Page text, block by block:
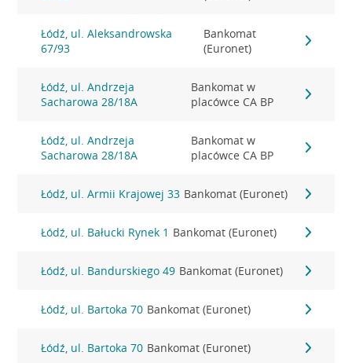
Łódź, ul. Aleksandrowska
67/93
Bankomat
(Euronet)
Łódź, ul. Andrzeja
Sacharowa 28/18A
Bankomat w
placówce CA BP
Łódź, ul. Andrzeja
Sacharowa 28/18A
Bankomat w
placówce CA BP
Łódź, ul. Armii Krajowej 33 Bankomat (Euronet)
Łódź, ul. Bałucki Rynek 1 Bankomat (Euronet)
Łódź, ul. Bandurskiego 49 Bankomat (Euronet)
Łódź, ul. Bartoka 70 Bankomat (Euronet)
Łódź, ul. Bartoka 70 Bankomat (Euronet)